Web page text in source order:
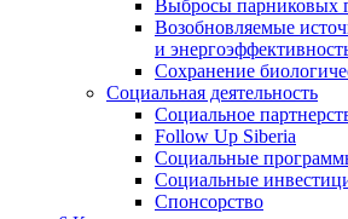
Выбросы парниковых
Возобновляемые
и
Сохранение
Социальная деятельность
Социальное
Follow Up Siberia
Социальные
Социальные
Спонсорство